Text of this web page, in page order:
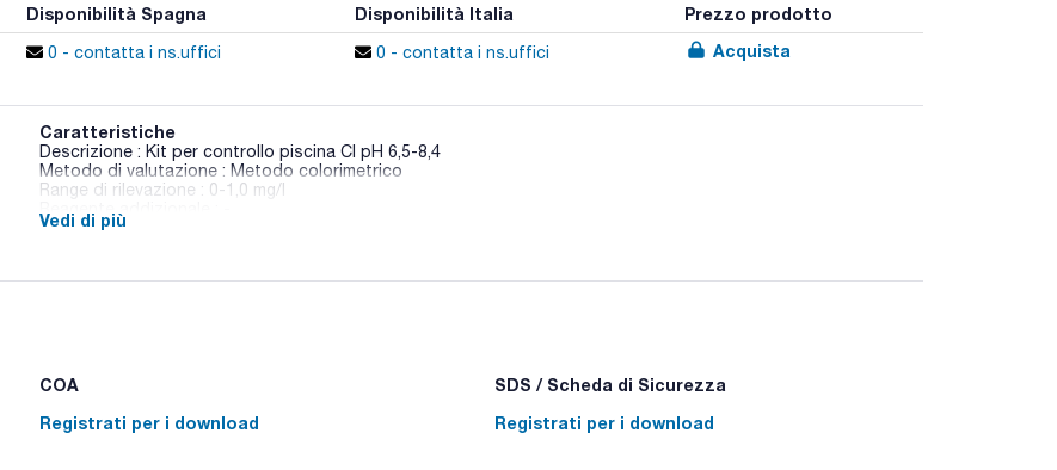
Disponibilità Spagna Disponibilità Italia Prezzo prodotto
0 - contatta i ns.uffici 0 - contatta i ns.uffici Acquista
Caratteristiche
Descrizione : Kit per controllo piscina Cl pH 6,5-8,4
Metodo di valutazione : Metodo colorimetrico
Range di rilevazione : 0-1,0 mg/l
Conf. (unità) : 1
agitatore e reagenti per effettuare 30 analisi.
Consultare per i reagenti di ricambio.
Vedi di più
COA
Registrati per i download
SDS / Scheda di Sicurezza
Registrati per i download